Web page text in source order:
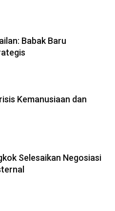
Babak Baru
Kemanusiaan dan
Selesaikan Negosiasi